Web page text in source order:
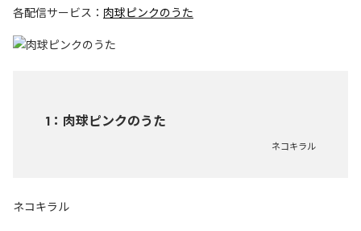
各配信サービス： 肉球ピンクのうた
1 ： 肉球ピンクのうた
ネコキラル
ネコキラル